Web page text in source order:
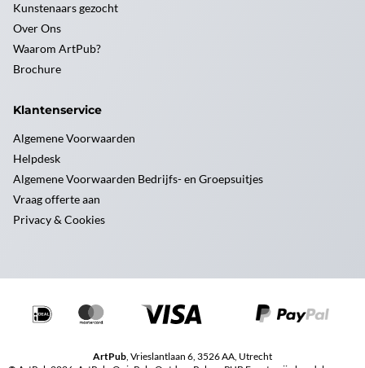
Kunstenaars gezocht
Over Ons
Waarom ArtPub?
Brochure
Klantenservice
Algemene Voorwaarden
Helpdesk
Algemene Voorwaarden Bedrijfs- en Groepsuitjes
Vraag offerte aan
Privacy & Cookies
ArtPub, Vrieslantlaan 6, 3526 AA, Utrecht